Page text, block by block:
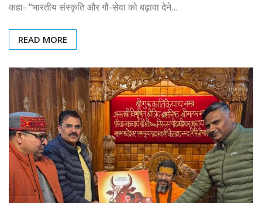
कहा- “भारतीय संस्कृति और गौ-सेवा को बढ़ावा देने…
READ MORE